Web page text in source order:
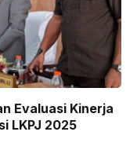
Evaluasi Kinerja
LKPJ 2025